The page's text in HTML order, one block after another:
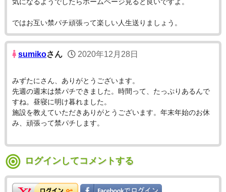
ではお互い禁パチ頑張って楽しい人生送りましょう。
sumikoさん 2020年12月28日
みずたにさん、ありがとうございます。
先週の週末は禁パチできました。時間って、たっぷりあるんで
すね。昼寝に明け暮れました。
施設を教えていただきありがとうございます。年末年始のお休
み、頑張って禁パチします。
ログインしてコメントする